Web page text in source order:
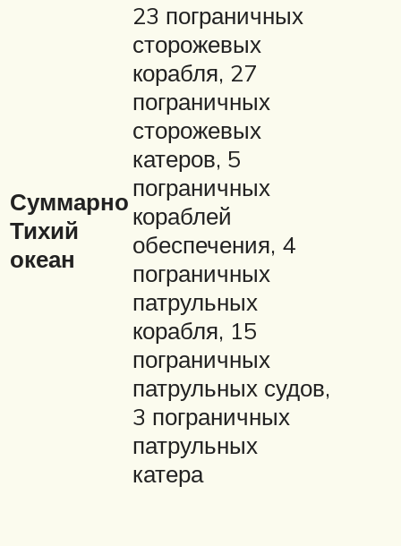
Суммарно
Тихий
океан
23 пограничных
сторожевых
корабля, 27
пограничных
сторожевых
катеров, 5
пограничных
кораблей
обеспечения, 4
пограничных
патрульных
корабля, 15
пограничных
патрульных судов,
3 пограничных
патрульных
катера